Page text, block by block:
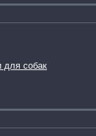
собак